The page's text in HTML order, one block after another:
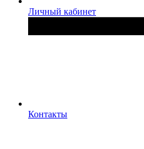
Личный кабинет
Контакты